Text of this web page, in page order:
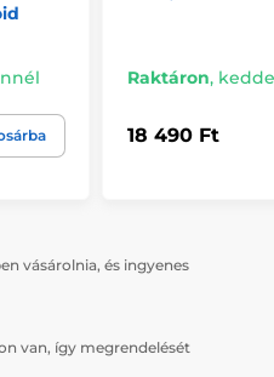
Raktáron,
18 490 Ft
vásárolnia, és ingyenes
van, így megrendelését